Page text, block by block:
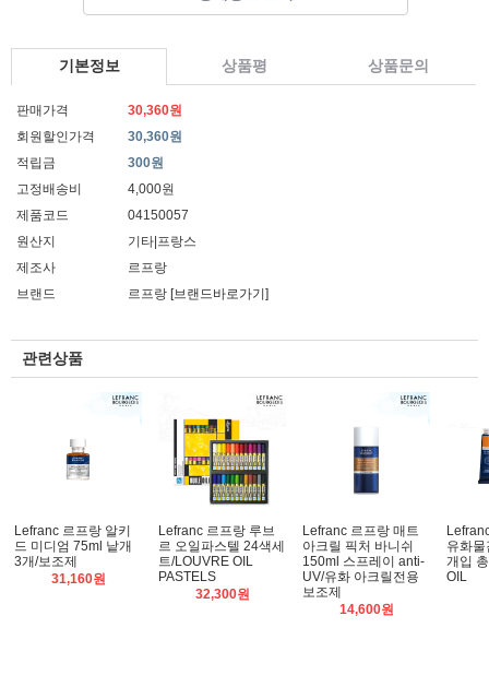
기본정보 상품평 상품문의
판매가격
30,360원
회원할인가격
30,360원
적립금
300원
고정배송비
4,000원
제품코드
04150057
원산지
기타|프랑스
제조사
르프랑
브랜드
르프랑 [브랜드바로가기]
관련상품
Lefranc 르프랑 알키
드 미디엄 75ml 낱개
3개/보조제
31,160원
Lefranc 르프랑 루브
르 오일파스텔 24색세
트/LOUVRE OIL
PASTELS
32,300원
Lefranc 르프랑 매트
아크릴 픽처 바니쉬
150ml 스프레이 anti-
UV/유화 아크릴전용
보조제
14,600원
유화
개입
OIL